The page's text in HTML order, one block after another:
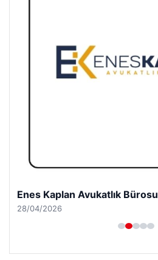
Enes Kaplan Avukatlık Bürosu
28/04/2026